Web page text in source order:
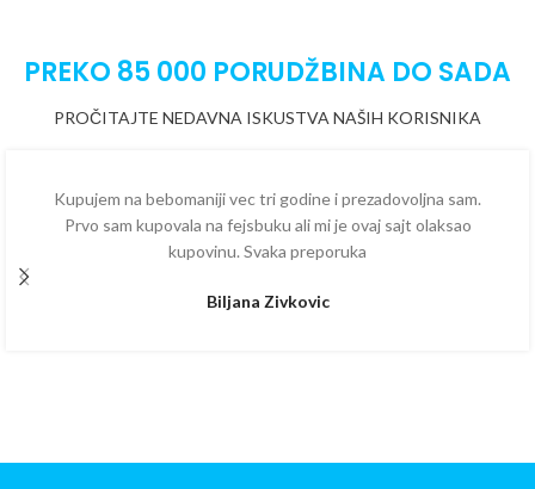
PREKO 85 000 PORUDŽBINA DO SADA
PROČITAJTE NEDAVNA ISKUSTVA NAŠIH KORISNIKA
Kupujem na bebomaniji vec tri godine i prezadovoljna sam.
Prvo sam kupovala na fejsbuku ali mi je ovaj sajt olaksao
kupovinu. Svaka preporuka
Biljana Zivkovic